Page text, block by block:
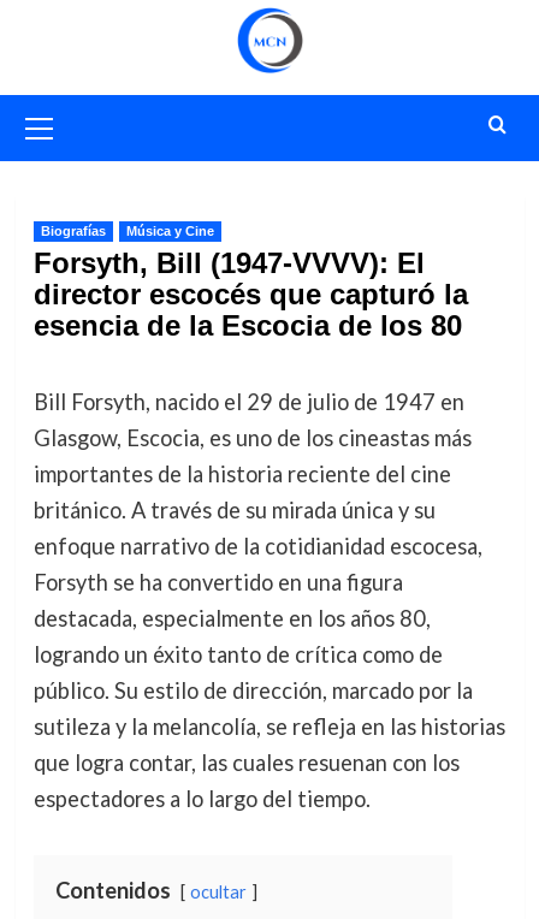
primario
Biografías Música y Cine
Forsyth, Bill (1947-VVVV): El
director escocés que capturó la
esencia de la Escocia de los 80
Bill Forsyth, nacido el 29 de julio de 1947 en
Glasgow, Escocia, es uno de los cineastas más
importantes de la historia reciente del cine
británico. A través de su mirada única y su
enfoque narrativo de la cotidianidad escocesa,
Forsyth se ha convertido en una figura
destacada, especialmente en los años 80,
logrando un éxito tanto de crítica como de
público. Su estilo de dirección, marcado por la
sutileza y la melancolía, se refleja en las historias
que logra contar, las cuales resuenan con los
espectadores a lo largo del tiempo.
Contenidos ocultar